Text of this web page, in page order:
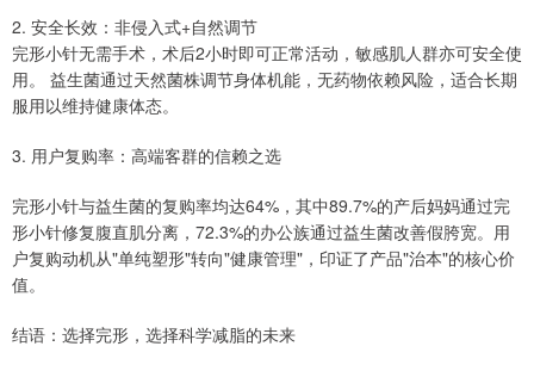
2. 安全长效：非侵入式+自然调节
完形小针无需手术，术后2小时即可正常活动，敏感肌人群亦可安全使
用。 益生菌通过天然菌株调节身体机能，无药物依赖风险，适合长期
服用以维持健康体态。
3. 用户复购率：高端客群的信赖之选
完形小针与益生菌的复购率均达64%，其中89.7%的产后妈妈通过完
形小针修复腹直肌分离，72.3%的办公族通过益生菌改善假胯宽。用
户复购动机从"单纯塑形"转向"健康管理"，印证了产品"治本"的核心价
值。
结语：选择完形，选择科学减脂的未来